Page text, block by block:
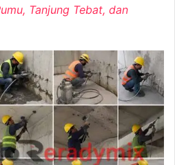
Tanjung Tebat, dan